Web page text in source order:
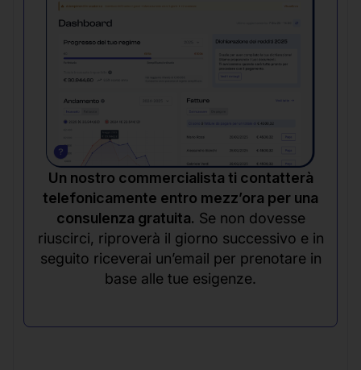
Un nostro commercialista ti contatterà
telefonicamente entro mezz’ora per una
consulenza gratuita. Se non dovesse
riuscirci, riproverà il giorno successivo e in
seguito riceverai un’email per prenotare in
base alle tue esigenze.